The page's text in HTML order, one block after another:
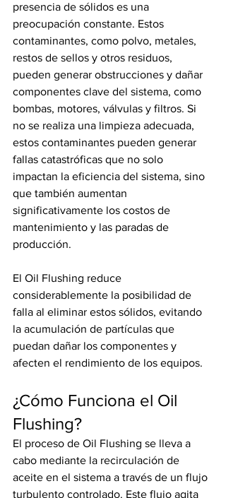
presencia de sólidos es una
preocupación constante. Estos
contaminantes, como polvo, metales,
restos de sellos y otros residuos,
pueden generar obstrucciones y dañar
componentes clave del sistema, como
bombas, motores, válvulas y filtros. Si
no se realiza una limpieza adecuada,
estos contaminantes pueden generar
fallas catastróficas que no solo
impactan la eficiencia del sistema, sino
que también aumentan
significativamente los costos de
mantenimiento y las paradas de
producción.
El Oil Flushing reduce
considerablemente la posibilidad de
falla al eliminar estos sólidos, evitando
la acumulación de partículas que
puedan dañar los componentes y
afecten el rendimiento de los equipos.
¿Cómo Funciona el Oil
Flushing?
El proceso de Oil Flushing se lleva a
cabo mediante la recirculación de
aceite en el sistema a través de un flujo
turbulento controlado. Este flujo agita